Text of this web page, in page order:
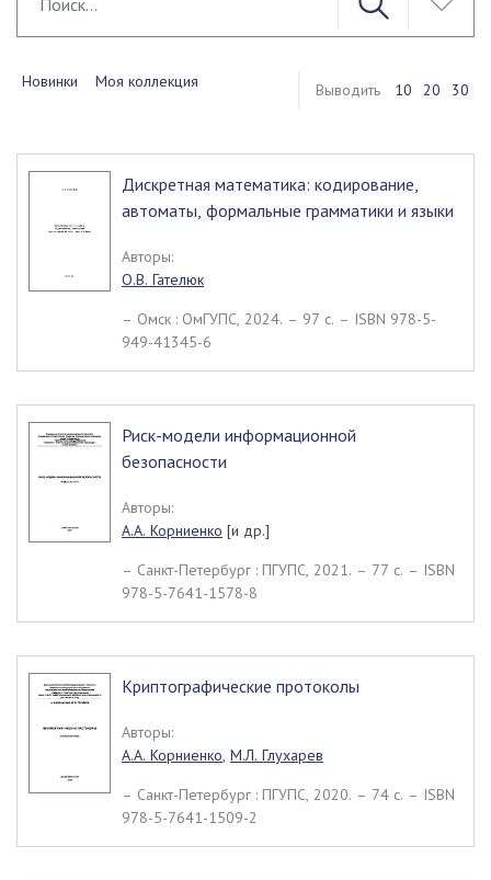
Новинки Моя коллекция Выводить 10 20 30
Дискретная математика: кодирование,
автоматы, формальные грамматики и языки
Авторы:
О.В. Гателюк
– Омск : ОмГУПС, 2024. – 97 c. – ISBN 978-5-
949-41345-6
Риск-модели информационной
безопасности
Авторы:
А.А. Корниенко [и др.]
– Санкт-Петербург : ПГУПС, 2021. – 77 c. – ISBN
978-5-7641-1578-8
Криптографические протоколы
Авторы:
А.А. Корниенко, М.Л. Глухарев
– Санкт-Петербург : ПГУПС, 2020. – 74 c. – ISBN
978-5-7641-1509-2